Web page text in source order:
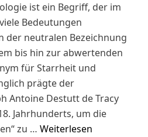
ist ein Begriff, der im
Bedeutungen
der neutralen Bezeichnung
bis hin zur abwertenden
für Starrheit und
prägte der
Antoine Destutt de Tracy
Jahrhunderts, um die
zu … Weiterlesen